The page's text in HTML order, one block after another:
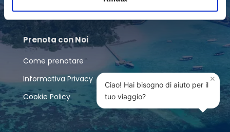
Contatti
Prenota con Noi
Come prenotare
Informativa Privacy
Cookie Policy
×
Ciao! Hai bisogno di aiuto per il
tuo viaggio?